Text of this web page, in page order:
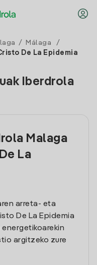
/ Málaga
/
De La Epidemia
Iberdrola
Malaga
La
arreta- eta
De La Epidemia
energetikoarekin
argitzeko zure